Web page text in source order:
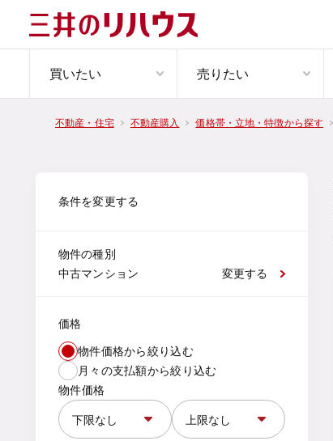
買いたい 売りたい
不動産・住宅 不動産購入 価格帯・立地・特徴から探す
条件を変更する
物件の種別
中古マンション
変更する
価格
物件価格から絞り込む
月々の支払額から絞り込む
物件価格